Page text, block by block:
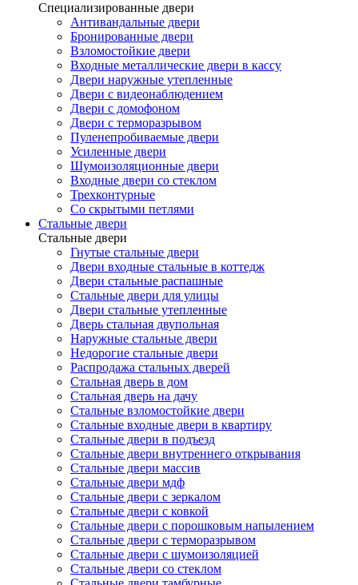
Специализированные двери
Антивандальные двери
Бронированные двери
Взломостойкие двери
Входные металлические двери в кассу
Двери наружные утепленные
Двери с видеонаблюдением
Двери с домофоном
Двери с терморазрывом
Пуленепробиваемые двери
Усиленные двери
Шумоизоляционные двери
Входные двери со стеклом
Трехконтурные
Со скрытыми петлями
Стальные двери
Стальные двери
Гнутые стальные двери
Двери входные стальные в коттедж
Двери стальные распашные
Стальные двери для улицы
Двери стальные утепленные
Дверь стальная двупольная
Наружные стальные двери
Недорогие стальные двери
Распродажа стальных дверей
Стальная дверь в дом
Стальная дверь на дачу
Стальные взломостойкие двери
Стальные входные двери в квартиру
Стальные двери в подъезд
Стальные двери внутреннего открывания
Стальные двери массив
Стальные двери мдф
Стальные двери с зеркалом
Стальные двери с ковкой
Стальные двери с порошковым напылением
Стальные двери с терморазрывом
Стальные двери с шумоизоляцией
Стальные двери со стеклом